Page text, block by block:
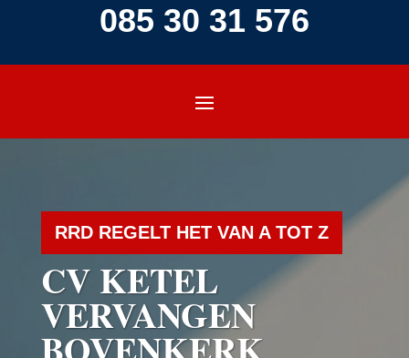
085 30 31 576
RRD REGELT HET VAN A TOT Z
CV KETEL
VERVANGEN